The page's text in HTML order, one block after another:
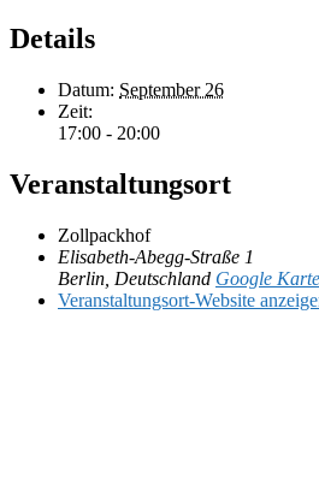
Details
Datum: September 26
Zeit:
17:00 - 20:00
Veranstaltungsort
Zollpackhof
Elisabeth-Abegg-Straße 1
Berlin Deutschland Google
Veranstaltungsort-Website